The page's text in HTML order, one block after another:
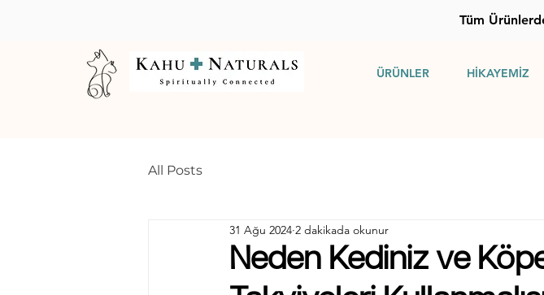
Tüm
ÜRÜNLER HİKAYEMİZ
All Posts
Neden Kediniz ve
31 Ağu 2024 2 dakikada okunur